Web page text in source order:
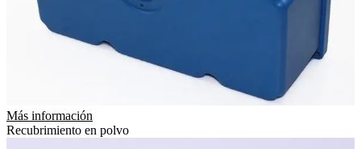
Más información
Recubrimiento en polvo